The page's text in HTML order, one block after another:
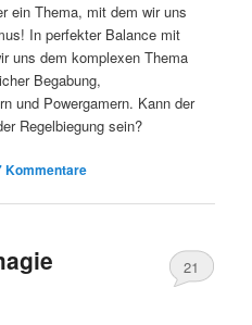
ein Thema, mit dem wir uns
In perfekter Balance mit
uns dem komplexen Thema
Begabung,
und Powergamern. Kann der
Regelbiegung sein?
Kommentare
21